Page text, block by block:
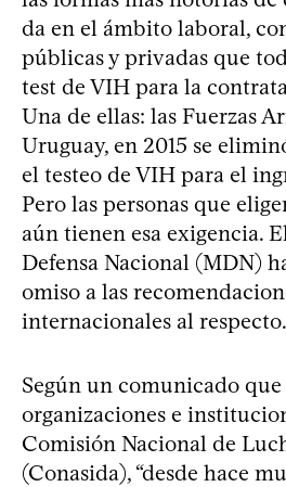
da en el ámbito laboral,
públicas y privadas que
test de VIH para la
Una de ellas: las Fuerzas
Uruguay, en 2015 se
el testeo de VIH para el
Pero las personas que
aún tienen esa exigencia.
Defensa Nacional (MDN)
omiso a las
internacionales al respecto.
Según un comunicado
organizaciones e
Comisión Nacional de
(Conasida), “desde hace